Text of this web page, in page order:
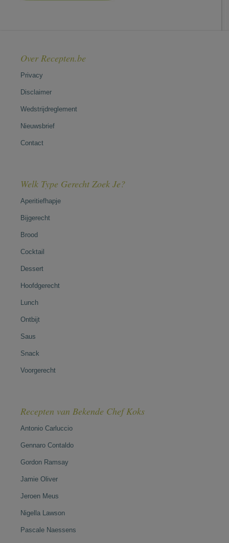
Over Recepten.be
Privacy
Disclaimer
Wedstrijdreglement
Nieuwsbrief
Contact
Welk Type Gerecht Zoek Je?
Aperitiefhapje
Bijgerecht
Brood
Cocktail
Dessert
Hoofdgerecht
Lunch
Ontbijt
Saus
Snack
Voorgerecht
Recepten van Bekende Chef Koks
Antonio Carluccio
Gennaro Contaldo
Gordon Ramsay
Jamie Oliver
Jeroen Meus
Nigella Lawson
Pascale Naessens